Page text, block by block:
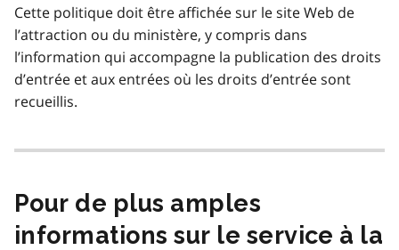
Cette politique doit être affichée sur le site Web de
l’attraction ou du ministère, y compris dans
l’information qui accompagne la publication des droits
d’entrée et aux entrées où les droits d’entrée sont
recueillis.
Pour de plus amples
informations sur le service à la